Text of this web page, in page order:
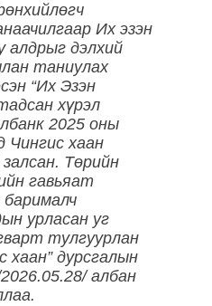
Их эзэн
алдрыг дэлхий
таниулах
“Их Эзэн
хүрэл
2025 оны
Чингис хаан
Төрийн
гавьяат
урласан уг
тулгуурлан
хаан” дурсгалын
албан